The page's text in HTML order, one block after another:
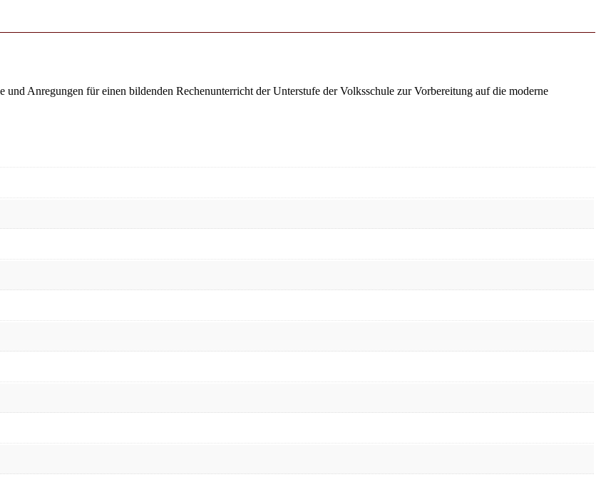
Anregungen für einen bildenden Rechenunterricht der Unterstufe der Volksschule zur Vorbereitung auf die moderne